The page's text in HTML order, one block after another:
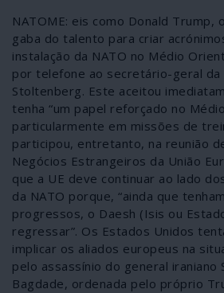
NATOME: eis como Donald Trump,
gaba do talento para criar
instalação da NATO no Médio
por telefone ao secretário-geral da
Stoltenberg. Este aceitou
tenha “um papel reforçado no
particularmente em missões de
participou, entretanto, na reunião
Negócios Estrangeiros da União
que a UE deve continuar ao lado
da NATO porque, “ainda que
progressos, o Daesh (Isis ou
regressar”. Os Estados Unidos
implicar os aliados europeus na
pelo assassínio do general iraniano
Bagdade, ordenada pelo próprio